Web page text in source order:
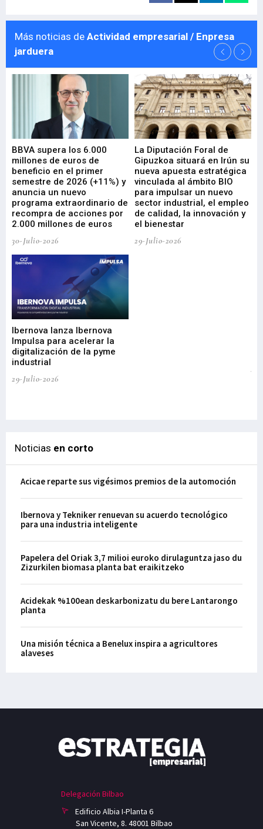
Más noticias de Actividad empresarial / Enpresa
jarduera
BBVA supera los 6.000
millones de euros de
beneficio en el primer
semestre de 2026 (+11%) y
anuncia un nuevo
programa extraordinario de
recompra de acciones por
2.000 millones de euros
30-Julio-2026
La Diputación Foral de
Gipuzkoa situará en Irún su
nueva apuesta estratégica
vinculada al ámbito BIO
para impulsar un nuevo
sector industrial, el empleo
de calidad, la innovación y
el bienestar
29-Julio-2026
Ibernova lanza Ibernova
Impulsa para acelerar la
digitalización de la pyme
industrial
29-Julio-2026
Noticias en corto
Acicae reparte sus vigésimos premios de la automoción
Ibernova y Tekniker renuevan su acuerdo tecnológico
para una industria inteligente
Papelera del Oriak 3,7 milioi euroko dirulaguntza jaso du
Zizurkilen biomasa planta bat eraikitzeko
Acidekak %100ean deskarbonizatu du bere Lantarongo
planta
Una misión técnica a Benelux inspira a agricultores
alaveses
Delegación Bilbao
Edificio Albia I-Planta 6
San Vicente, 8. 48001 Bilbao